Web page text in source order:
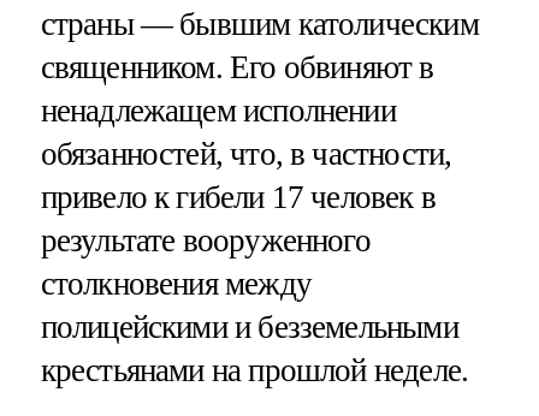
страны — бывшим католическим
священником. Его обвиняют в
ненадлежащем исполнении
обязанностей, что, в частности,
привело к гибели 17 человек в
результате вооруженного
столкновения между
полицейскими и безземельными
крестьянами на прошлой неделе.